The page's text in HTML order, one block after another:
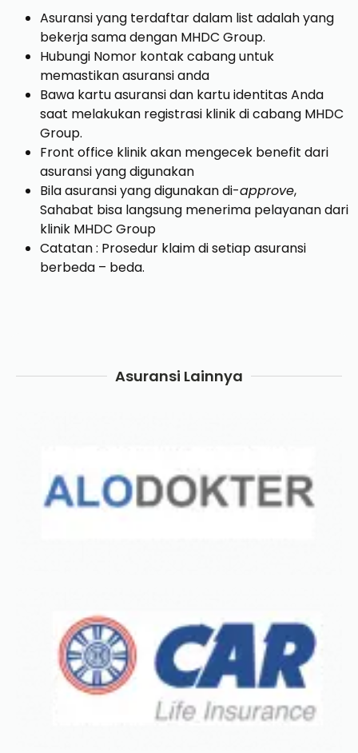
Asuransi yang terdaftar dalam list adalah yang
bekerja sama dengan MHDC Group.
Hubungi Nomor kontak cabang untuk
memastikan asuransi anda
Bawa kartu asuransi dan kartu identitas Anda
saat melakukan registrasi klinik di cabang MHDC
Group.
Front office klinik akan mengecek benefit dari
asuransi yang digunakan
Bila asuransi yang digunakan di-approve,
Sahabat bisa langsung menerima pelayanan dari
klinik MHDC Group
Catatan : Prosedur klaim di setiap asuransi
berbeda – beda.
Asuransi Lainnya